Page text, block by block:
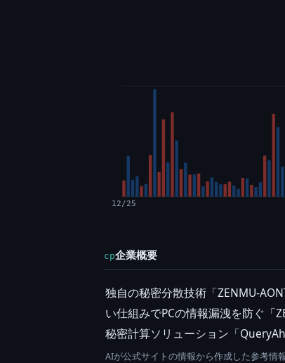
12/25
cp企業概要
独自の秘密分散技術「ZENMU-
い仕組みでPCの情報漏洩を防ぐ「
秘密計算ソリューション「
AIが公式サイトの情報から作成した参考情